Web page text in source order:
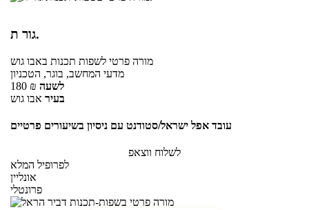
גור ת.
מורה פרטי לשפות תכנות באבו גוש
מדעי המחשב, בוגר, הטכניון
180 ₪ לשעה
בעיר אבו גוש
עובד אפל ישראל/סטודנט עם ניסיון בשיעורים פרטיים
לשלוח ווצאפ
לפרופיל המלא
אונליין
פרונטלי